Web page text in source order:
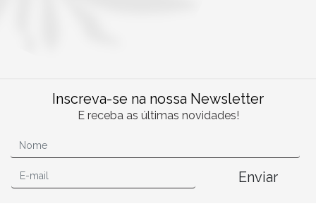
Inscreva-se na nossa Newsletter
E receba as últimas novidades!
Enviar